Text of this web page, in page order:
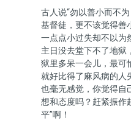
古人说“勿以善小而不
基督徒，更不该觉得善
一点点小过失却不以为
主日没去堂下不了地狱
狱里多呆一会儿，最可
就好比得了麻风病的人
也毫无感觉，你觉得自
想和态度吗？赶紧振作
平”啊！